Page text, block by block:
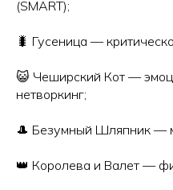
(SMART);
🐛 Гусеница —
😺 Чеширский Кот —
нетворкинг;
🎩 Безумный Шляпник —
👑 Королева и Валет —